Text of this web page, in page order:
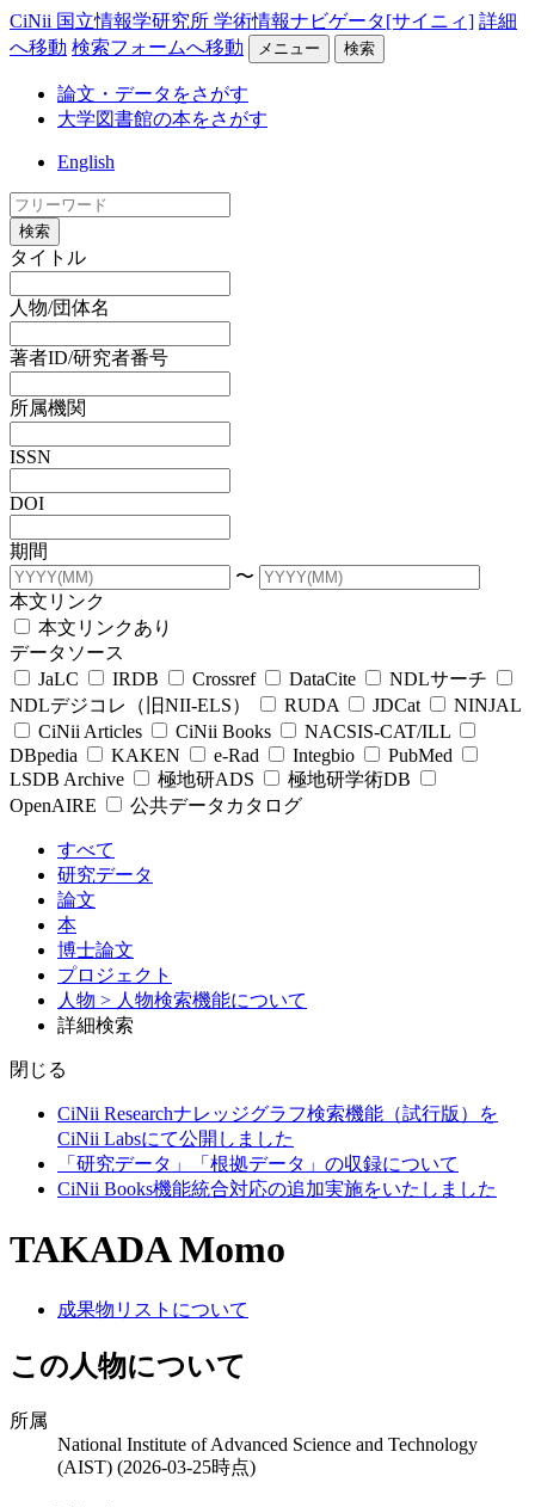
CiNii 国立情報学研究所 学術情報ナビゲータ[サイニィ] 詳細
へ移動 検索フォームへ移動 メニュー 検索
論文・データをさがす
大学図書館の本をさがす
English
検索
タイトル
人物/団体名
著者ID/研究者番号
所属機関
ISSN
DOI
期間
〜
本文リンク
本文リンクあり
データソース
JaLC
IRDB Crossref DataCite
NDLサーチ
NDLデジコレ（旧NII-ELS）
RUDA JDCat
NINJAL
CiNii Articles
CiNii Books
NACSIS-CAT/ILL
DBpedia
KAKEN e-Rad Integbio
PubMed
LSDB Archive
極地研ADS
極地研学術DB
OpenAIRE
公共データカタログ
すべて
研究データ
論文
本
博士論文
プロジェクト
人物 > 人物検索機能について
詳細検索
閉じる
CiNii Researchナレッジグラフ検索機能（試行版）を
CiNii Labsにて公開しました
「研究データ」「根拠データ」の収録について
CiNii Books機能統合対応の追加実施をいたしました
TAKADA Momo
成果物リストについて
この人物について
所属
National Institute of Advanced Science and Technology
(AIST) (2026-03-25時点)